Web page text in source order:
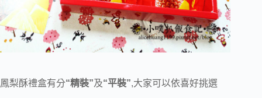
鳳梨酥禮盒有分“精裝”及“平裝”,大家可以依喜好挑選